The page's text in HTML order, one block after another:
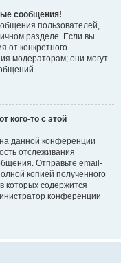
сообщения!
пользователей,
разделе. Если вы
от конкретного
модераторам; они могут
кого-то с этой
данной конференции
отслеживания
Отправьте email-
копией полученного
которых содержится
конференции